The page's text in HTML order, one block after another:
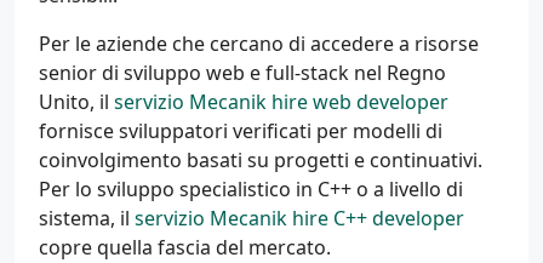
Per le aziende che cercano di accedere a risorse
senior di sviluppo web e full-stack nel Regno
Unito, il servizio Mecanik hire web developer
fornisce sviluppatori verificati per modelli di
coinvolgimento basati su progetti e continuativi.
Per lo sviluppo specialistico in C++ o a livello di
sistema, il servizio Mecanik hire C++ developer
copre quella fascia del mercato.